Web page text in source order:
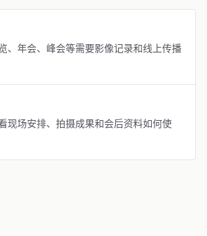
、年会、峰会等需要影像记录和线上传播
现场安排、拍摄成果和会后资料如何使